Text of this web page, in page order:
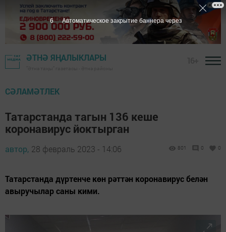
ӘТНӘ ЯҢАЛЫКЛАРЫ
СӘЛАМӘТЛЕК
Татарстанда тагын 136 кеше
коронавирус йоктырган
автор, 28 февраль 2023 - 14:06 801 0 0
Татарстанда дүртенче көн рәттән коронавирус белән
авыручылар саны кими.
5 Автоматическое закрытие баннера через